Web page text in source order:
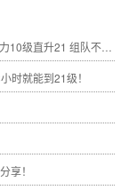
级直升21 组队不求人
时就能到21级！
享！